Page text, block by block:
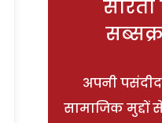
अपनी
सामाजिक मुद्दों